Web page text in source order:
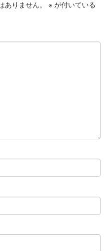
りません。 ※ が付いている